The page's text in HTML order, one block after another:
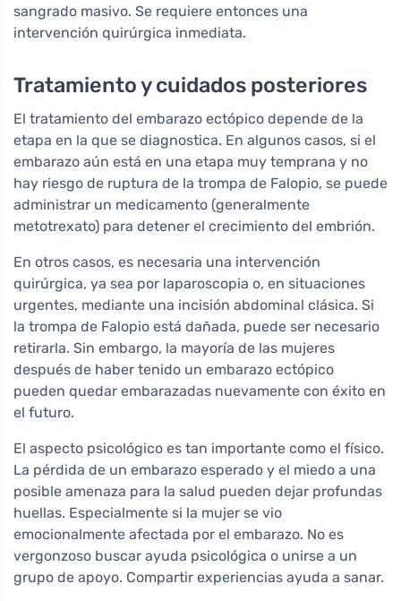
sangrado masivo. Se requiere entonces una
intervención quirúrgica inmediata.
Tratamiento y cuidados posteriores
El tratamiento del embarazo ectópico depende de la
etapa en la que se diagnostica. En algunos casos, si el
embarazo aún está en una etapa muy temprana y no
hay riesgo de ruptura de la trompa de Falopio, se puede
administrar un medicamento (generalmente
metotrexato) para detener el crecimiento del embrión.
En otros casos, es necesaria una intervención
quirúrgica, ya sea por laparoscopia o, en situaciones
urgentes, mediante una incisión abdominal clásica. Si
la trompa de Falopio está dañada, puede ser necesario
retirarla. Sin embargo, la mayoría de las mujeres
después de haber tenido un embarazo ectópico
pueden quedar embarazadas nuevamente con éxito en
el futuro.
El aspecto psicológico es tan importante como el físico.
La pérdida de un embarazo esperado y el miedo a una
posible amenaza para la salud pueden dejar profundas
huellas. Especialmente si la mujer se vio
emocionalmente afectada por el embarazo. No es
vergonzoso buscar ayuda psicológica o unirse a un
grupo de apoyo. Compartir experiencias ayuda a sanar.